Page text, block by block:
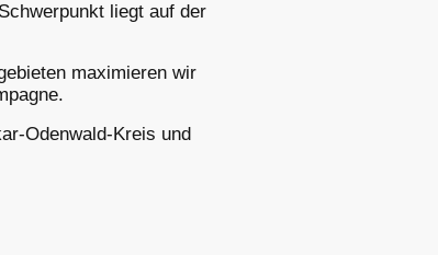
liegt auf der
maximieren wir
Odenwald-Kreis und